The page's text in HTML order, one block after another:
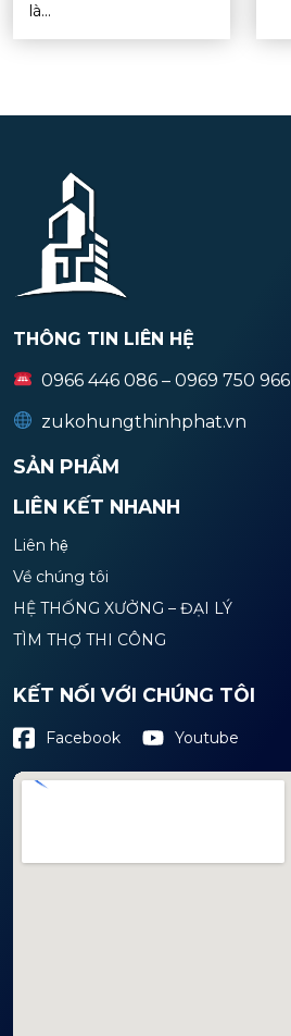
là...
THÔNG TIN LIÊN HỆ
0966 446 086 – 0969 750 966
zukohungthinhphat.vn
SẢN PHẨM
LIÊN KẾT NHANH
Liên hệ
Về chúng tôi
HỆ THỐNG XƯỞNG – ĐẠI LÝ
TÌM THỢ THI CÔNG
KẾT NỐI VỚI CHÚNG TÔI
Facebook Youtube